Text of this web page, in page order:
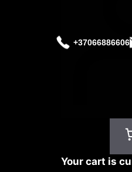
+37066886606
Your cart is